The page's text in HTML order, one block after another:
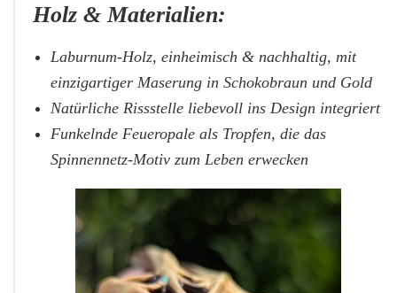
Holz & Materialien:
Laburnum-Holz, einheimisch & nachhaltig, mit
einzigartiger Maserung in Schokobraun und Gold
Natürliche Rissstelle liebevoll ins Design integriert
Funkelnde Feueropale als Tropfen, die das
Spinnennetz-Motiv zum Leben erwecken